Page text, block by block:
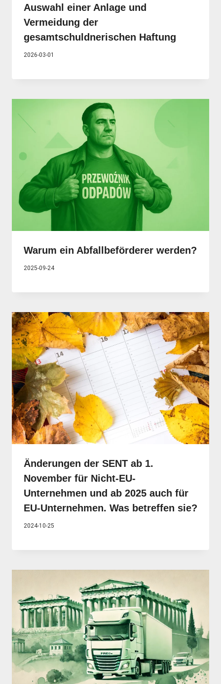
Auswahl einer Anlage und
Vermeidung der
gesamtschuldnerischen Haftung
2026-03-01
Warum ein Abfallbeförderer werden?
2025-09-24
Änderungen der SENT ab 1.
November für Nicht-EU-
Unternehmen und ab 2025 auch für
EU-Unternehmen. Was betreffen sie?
2024-10-25